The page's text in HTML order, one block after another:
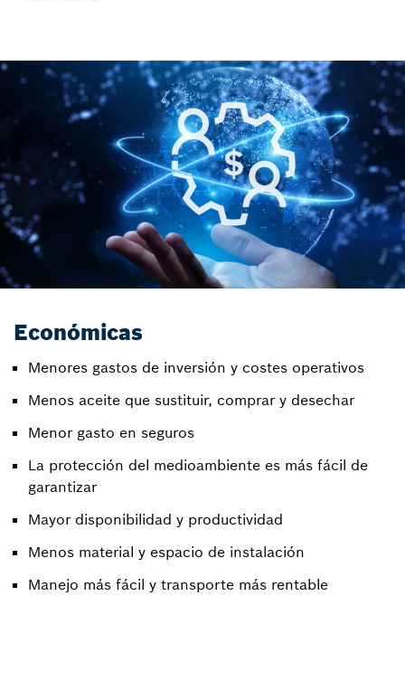
Económicas
Menores gastos de inversión y costes operativos
Menos aceite que sustituir, comprar y desechar
Menor gasto en seguros
La protección del medioambiente es más fácil de
garantizar
Mayor disponibilidad y productividad
Menos material y espacio de instalación
Manejo más fácil y transporte más rentable